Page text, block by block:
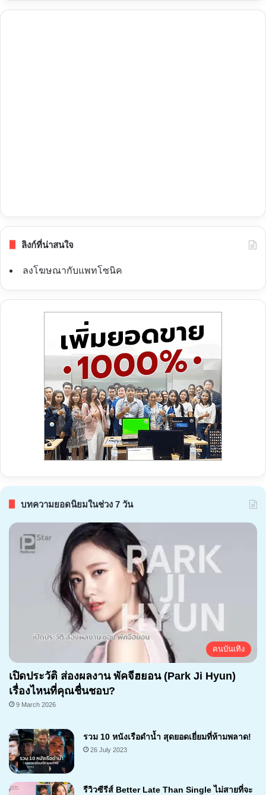
ลิงก์ที่น่าสนใจ
ลงโฆษณากับแพทโซนิค
บทความยอดนิยมในช่วง 7 วัน
คนบันเทิง
เปิดประวัติ ส่องผลงาน พัคจีฮยอน (Park Ji Hyun)
เรื่องไหนที่คุณชื่นชอบ?
9 March 2026
รวม 10 หนังเรือดำน้ำ สุดยอดเยี่ยมที่ห้ามพลาด!
26 July 2023
รีวิวซีรีส์ Better Late Than Single ไม่สายที่จะ